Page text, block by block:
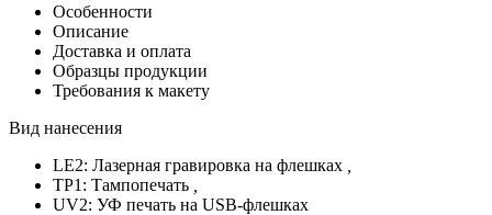
Особенности
Описание
Доставка и оплата
Образцы продукции
Требования к макету
Вид нанесения
LE2: Лазерная гравировка на флешках
TP1: Тампопечать
UV2: УФ печать на USB-флешках